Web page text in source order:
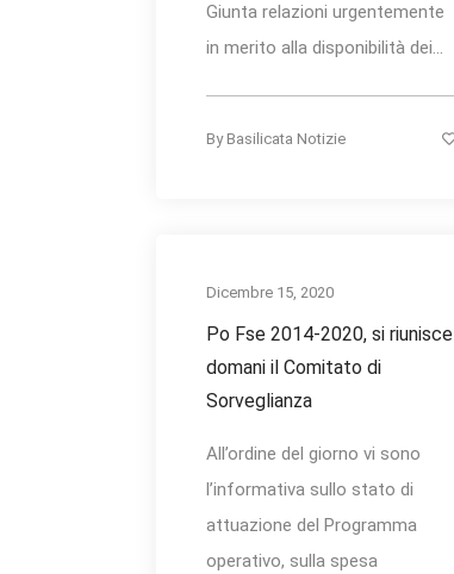
Giunta relazioni urgentemente
in merito alla disponibilità dei...
By Basilicata Notizie
Dicembre 15, 2020
Po Fse 2014-2020, si riunisce
domani il Comitato di
Sorveglianza
All’ordine del giorno vi sono
l’informativa sullo stato di
attuazione del Programma
operativo, sulla spesa